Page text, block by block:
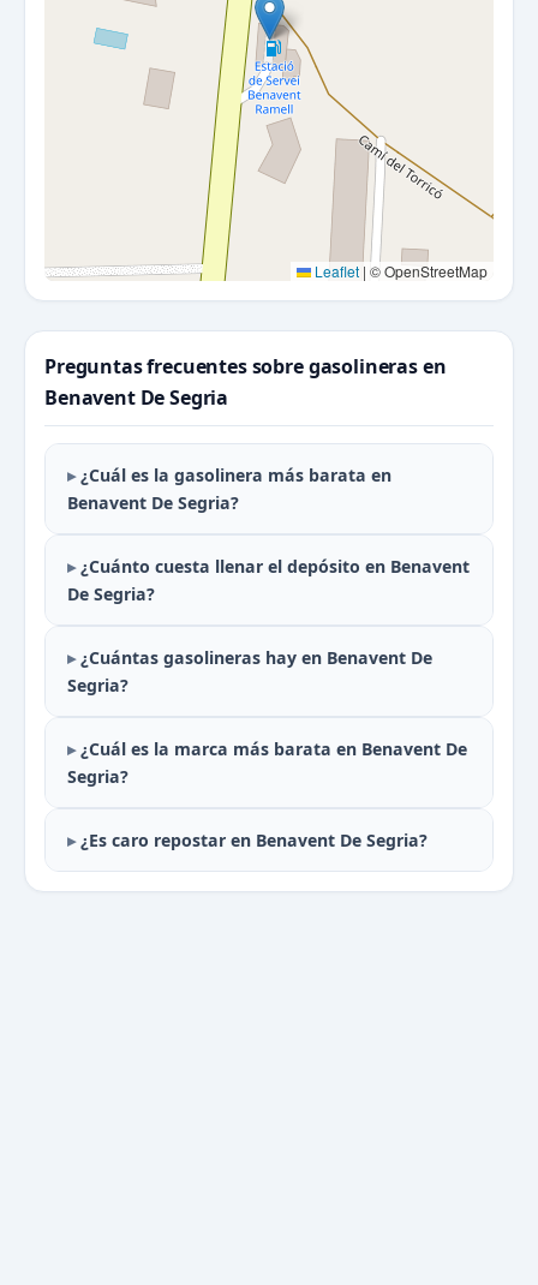
Leaflet | © OpenStreetMap
Preguntas frecuentes sobre gasolineras en
Benavent De Segria
¿Cuál es la gasolinera más barata en
Benavent De Segria?
¿Cuánto cuesta llenar el depósito en Benavent
De Segria?
¿Cuántas gasolineras hay en Benavent De
Segria?
¿Cuál es la marca más barata en Benavent De
Segria?
¿Es caro repostar en Benavent De Segria?